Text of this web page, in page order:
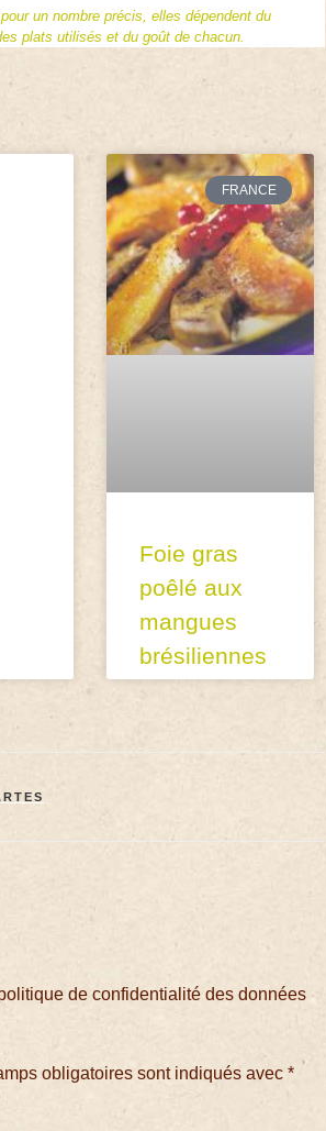
un nombre précis, elles dépendent du
plats utilisés et du goût de chacun.
FRANCE
Foie gras
poêlé aux
mangues
brésiliennes
de confidentialité des données
obligatoires sont indiqués avec*